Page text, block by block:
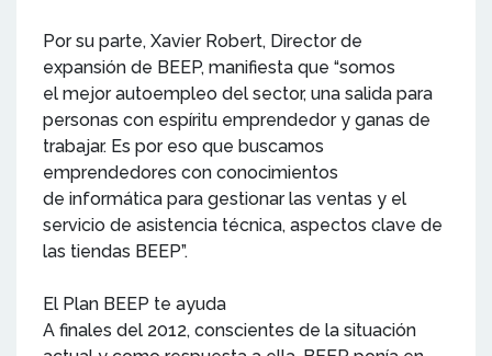
Por su parte, Xavier Robert, Director de
expansión de BEEP, manifiesta que “somos
el mejor autoempleo del sector, una salida para
personas con espíritu emprendedor y ganas de
trabajar. Es por eso que buscamos
emprendedores con conocimientos
de informática para gestionar las ventas y el
servicio de asistencia técnica, aspectos clave de
las tiendas BEEP”.
El Plan BEEP te ayuda
A finales del 2012, conscientes de la situación